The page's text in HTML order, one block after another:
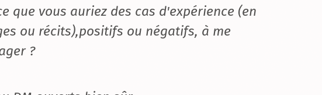
que vous auriez des cas d'expérience (en
ou récits),positifs ou négatifs, à me
?